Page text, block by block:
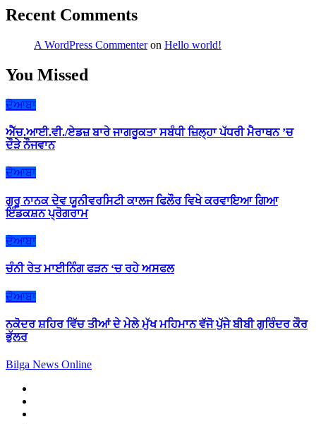
Recent Comments
A WordPress Commenteron Hello world!
You Missed
ਦੋਆਬਾ
ਐੱਚ.ਆਈ.ਵੀ./ਏਡਜ਼ ਬਾਰੇ ਜਾਗਰੂਕਤਾ ਸਬੰਧੀ ਜ਼ਿਲ੍ਹਾ ਪੱਧਰੀ ਮੈਰਾਥਨ ’ਚ
ਦੌੜੇ ਨੌਜਵਾਨ
ਦੋਆਬਾ
ਗੁਰੂ ਨਾਨਕ ਦੇਵ ਯੂਨੀਵਰਸਿਟੀ ਕਾਲਜ ਫਿਲੌਰ ਵਿਖੇ ਕਰਵਾਇਆ ਗਿਆ
ਇੰਡਕਸ਼ਨ ਪ੍ਰੋਗਰਾਮ
ਦੋਆਬਾ
ਚੰਨੀ ਰੇਤ ਮਾਈਨਿੰਗ ਫੜਨ ‘ਚ ਰਹੇ ਅਸਫਲ
ਦੋਆਬਾ
ਨਕੋਦਰ ਸ਼ਹਿਰ ਵਿੱਚ ਤੀਆਂ ਦੇ ਮੇਲੇ ਮੁੱਖ ਮਹਿਮਾਨ ਵੱਜੋ ਪੁੱਜੇ ਬੀਬੀ ਗੁਰਿੰਦਰ ਕੌਰ
ਭੁੱਲਰ
Bilga News Online